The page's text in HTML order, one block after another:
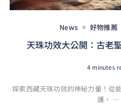
News 好物推薦
天珠功效大公開：古老
4 minutes
探索西藏天珠功效的神秘力量！從
護， …